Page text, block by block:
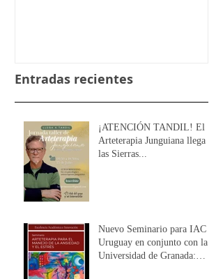
Entradas recientes
¡ATENCIÓN TANDIL! El
Arteterapia Junguiana llega a
las Sierras...
Nuevo Seminario para IAC
Uruguay en conjunto con la
Universidad de Granada: